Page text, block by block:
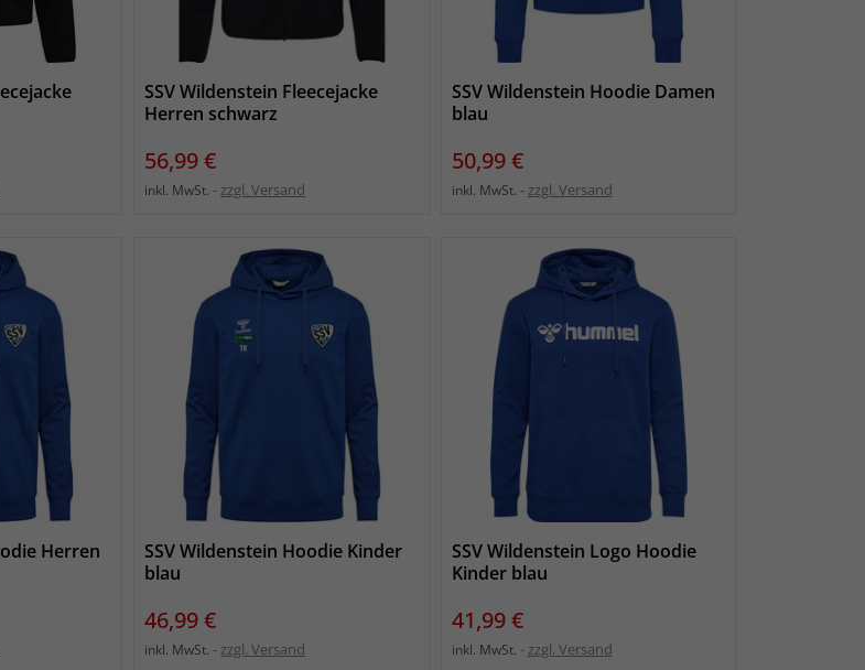
SSV Wildenstein Fleecejacke
Herren schwarz
Preis
56,99 €
inkl. MwSt. zzgl. Versand
SSV Wildenstein Hoodie Damen
blau
Preis
50,99 €
inkl. MwSt. zzgl. Versand
Herren
SSV Wildenstein Hoodie Kinder
blau
Preis
46,99 €
inkl. MwSt. zzgl. Versand
SSV Wildenstein Logo Hoodie
Kinder blau
Preis
41,99 €
inkl. MwSt. zzgl. Versand